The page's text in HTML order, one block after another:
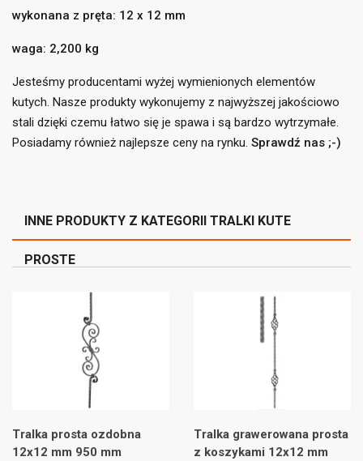
((cancelText))
((cancelText))
wykonana z pręta: 12 x 12 mm
waga: 2,200 kg
Jesteśmy producentami wyżej wymienionych elementów
kutych. Nasze produkty wykonujemy z najwyższej jakościowo
stali dzięki czemu łatwo się je spawa i są bardzo wytrzymałe.
Posiadamy również najlepsze ceny na rynku. Sprawdź nas ;-)
INNE PRODUKTY Z KATEGORII TRALKI KUTE
PROSTE
Tralka prosta ozdobna
12x12 mm 950 mm
Tralka grawerowana prosta
z koszykami 12x12 mm